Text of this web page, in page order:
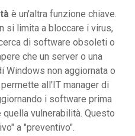
è un'altra funzione chiave.
si limita a bloccare i virus,
di software obsoleti o
che un server o una
Windows non aggiornata o
all'IT manager di
i software prima
vulnerabilità. Questo
a "preventivo".